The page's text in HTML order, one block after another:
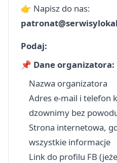
👉 Napisz do nas:
Podaj:
📌 Dane organizatora:
Nazwa organizatora
Adres e‑mail i telefon
dzownimy bez
Strona internetowa,
wszystkie informacje
Link do profilu FB